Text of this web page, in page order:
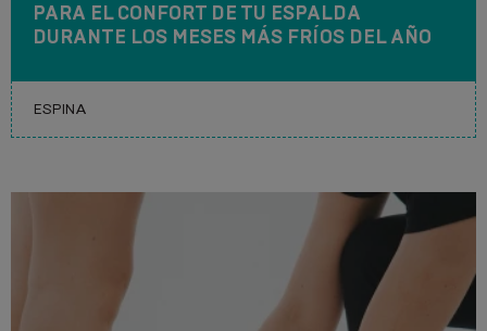
PARA EL CONFORT DE TU ESPALDA
DURANTE LOS MESES MÁS FRÍOS DEL AÑO